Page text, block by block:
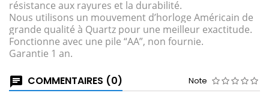
résistance aux rayures et la durabilité.
Nous utilisons un mouvement d’horloge Américain de
grande qualité à Quartz pour une meilleur exactitude.
Fonctionne avec une pile “AA”, non fournie.
Garantie 1 an.
COMMENTAIRES (0) Note